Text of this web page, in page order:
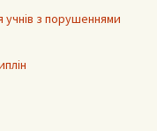
учнів з порушеннями